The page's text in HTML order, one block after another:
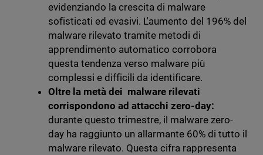
evidenziando la crescita di malware
sofisticati ed evasivi. L'aumento del 196% del
malware rilevato tramite metodi di
apprendimento automatico corrobora
questa tendenza verso malware più
complessi e difficili da identificare.
Oltre la metà dei malware rilevati
corrispondono ad attacchi zero-day:
durante questo trimestre, il malware zero-
day ha raggiunto un allarmante 60% di tutto il
malware rilevato. Questa cifra rappresenta